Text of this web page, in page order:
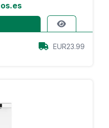
EUR23.99